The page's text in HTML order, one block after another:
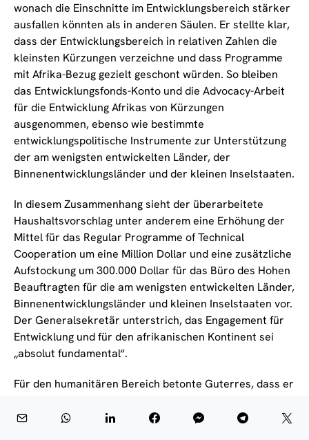
wonach die Einschnitte im Entwicklungsbereich stärker
ausfallen könnten als in anderen Säulen. Er stellte klar,
dass der Entwicklungsbereich in relativen Zahlen die
kleinsten Kürzungen verzeichne und dass Programme
mit Afrika-Bezug gezielt geschont würden. So bleiben
das Entwicklungsfonds-Konto und die Advocacy-Arbeit
für die Entwicklung Afrikas von Kürzungen
ausgenommen, ebenso wie bestimmte
entwicklungspolitische Instrumente zur Unterstützung
der am wenigsten entwickelten Länder, der
Binnenentwicklungsländer und der kleinen Inselstaaten.
In diesem Zusammenhang sieht der überarbeitete
Haushaltsvorschlag unter anderem eine Erhöhung der
Mittel für das Regular Programme of Technical
Cooperation um eine Million Dollar und eine zusätzliche
Aufstockung um 300.000 Dollar für das Büro des Hohen
Beauftragten für die am wenigsten entwickelten Länder,
Binnenentwicklungsländer und kleinen Inselstaaten vor.
Der Generalsekretär unterstrich, das Engagement für
Entwicklung und für den afrikanischen Kontinent sei
„absolut fundamental“.
Für den humanitären Bereich betonte Guterres, dass er
Flüchtlinge, von den Kürzungen im regulären Budget